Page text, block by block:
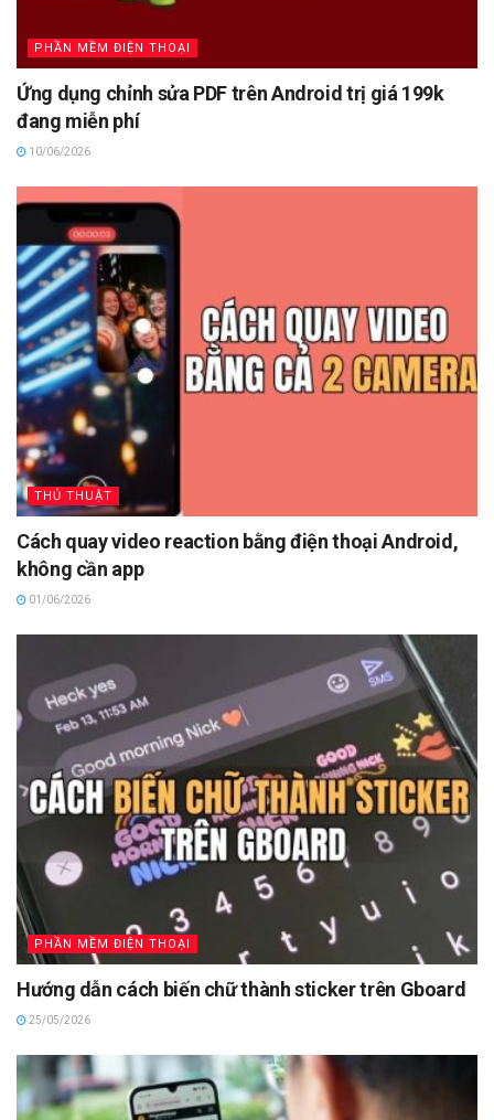
PHẦN MỀM ĐIỆN THOẠI
Ứng dụng chỉnh sửa PDF trên Android trị giá 199k
đang miễn phí
10/06/2026
THỦ THUẬT
Cách quay video reaction bằng điện thoại Android,
không cần app
01/06/2026
PHẦN MỀM ĐIỆN THOẠI
Hướng dẫn cách biến chữ thành sticker trên Gboard
25/05/2026